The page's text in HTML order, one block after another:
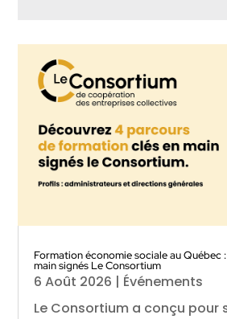
Formation économie sociale au Québec
main signés Le Consortium
6 Août 2026 | Événements
Le Consortium a conçu pour